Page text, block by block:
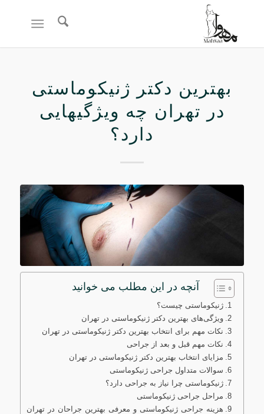
بهترین دکتر ژنیکوماستی
در تهران چه ویژگیهایی
دارد؟
آنچه در این مطلب می خوانید
ژنیکوماستی چیست؟
ویژگی‌های بهترین دکتر ژنیکوماستی در تهران
نکات مهم برای انتخاب بهترین دکتر ژنیکوماستی در تهران
نکات مهم قبل و بعد از جراحی
مزایای انتخاب بهترین دکتر ژنیکوماستی در تهران
سوالات متداول جراحی ژنیکوماستی
ژنیکوماستی چرا نیاز به جراحی دارد؟
مراحل جراحی ژنیکوماستی
هزینه جراحی ژنیکوماستی و معرفی بهترین جراحان در تهران